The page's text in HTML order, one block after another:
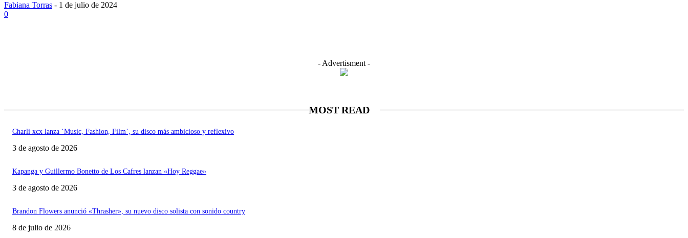
Fabiana Torras - 1 de julio de 2024
0
- Advertisment -
MOST READ
Charli xcx lanza ‘Music, Fashion, Film’, su disco más ambicioso y reflexivo
3 de agosto de 2026
Kapanga y Guillermo Bonetto de Los Cafres lanzan «Hoy Reggae»
3 de agosto de 2026
Brandon Flowers anunció «Thrasher», su nuevo disco solista con sonido country
8 de julio de 2026